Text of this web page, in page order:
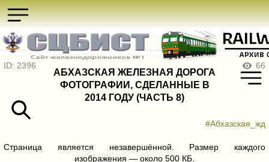
ID: 2396
АБХАЗСКАЯ ЖЕЛЕЗНАЯ ДОРОГА
ФОТОГРАФИИ, СДЕЛАННЫЕ В
2014 ГОДУ (ЧАСТЬ 8)
66
#Абхазская_жд
Страница является незавершённой. Размер каждого
изображения — около 500 КБ.